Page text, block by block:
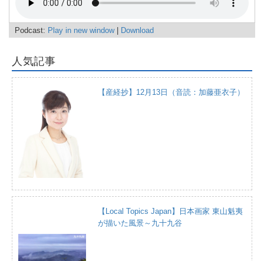
Podcast: Play in new window| Download
人気記事
【産経抄】12月13日（音読：加藤亜衣子）
【Local Topics Japan】日本画家 東山魁夷
が描いた風景～九十九谷